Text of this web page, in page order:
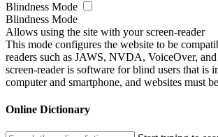
Blindness Mode
Blindness Mode
Allows using the site with your screen-reader
This mode configures the website to be
readers such as JAWS, NVDA, VoiceOver,
screen-reader is software for blind users that is
computer and smartphone, and websites must
Online Dictionary